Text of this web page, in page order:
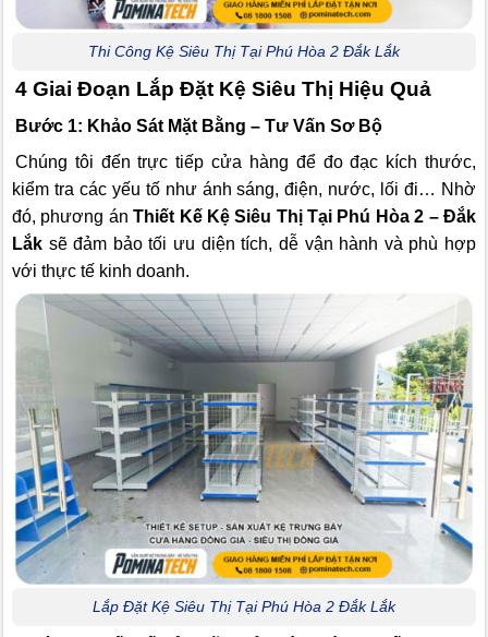
Thi Công Kệ Siêu Thị Tại Phú Hòa 2 Đắk Lắk
4 Giai Đoạn Lắp Đặt Kệ Siêu Thị Hiệu Quả
Bước 1: Khảo Sát Mặt Bằng – Tư Vấn Sơ Bộ
Chúng tôi đến trực tiếp cửa hàng để đo đạc kích thước,
kiểm tra các yếu tố như ánh sáng, điện, nước, lối đi… Nhờ
đó, phương ánThiết Kế Kệ Siêu Thị Tại Phú Hòa 2 – Đắk
Lắk sẽ đảm bảo tối ưu diện tích, dễ vận hành và phù hợp
với thực tế kinh doanh.
Lắp Đặt Kệ Siêu Thị Tại Phú Hòa 2 Đắk Lắk